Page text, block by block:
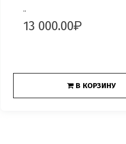
..
13 000.00
В КОРЗИНУ